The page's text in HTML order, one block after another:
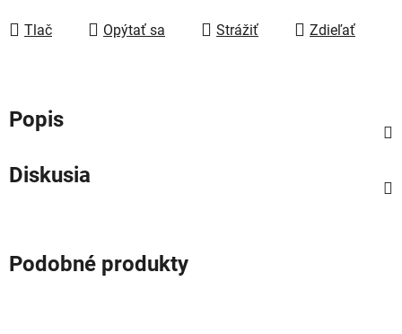
Tlač Opýtať sa Strážiť Zdieľať
Popis
Diskusia
Podobné produkty